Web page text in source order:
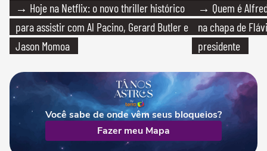
→ Hoje na Netflix: o novo thriller histórico
para assistir com Al Pacino, Gerard Butler e
Jason Momoa
→ Quem é
na chapa de
presidente
Você sabe de onde vêm seus bloqueios?
Fazer meu Mapa